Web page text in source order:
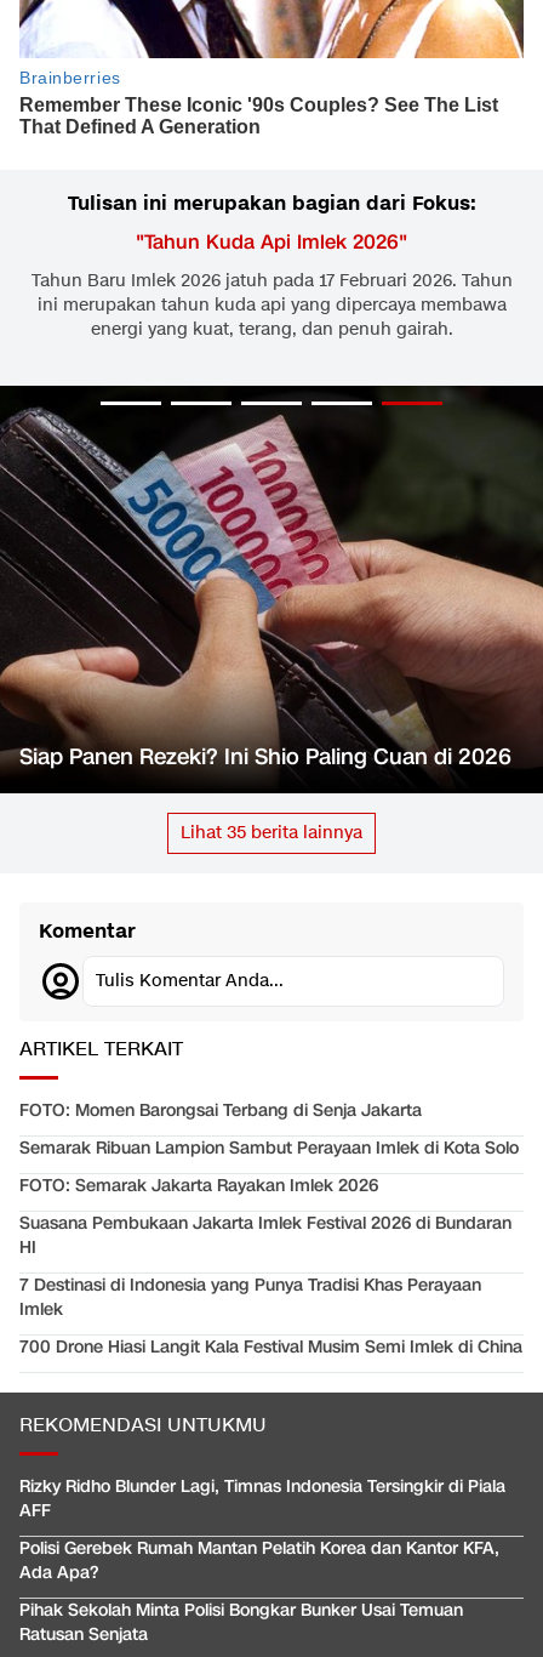
Tulisan ini merupakan bagian dari Fokus:
"Tahun Kuda Api Imlek 2026"
Tahun Baru Imlek 2026 jatuh pada 17 Februari 2026. Tahun
ini merupakan tahun kuda api yang dipercaya membawa
energi yang kuat, terang, dan penuh gairah.
Siap Panen Rezeki? Ini Shio Paling Cuan di 2026
Lihat 35 berita lainnya
Komentar
Tulis Komentar Anda...
ARTIKEL TERKAIT
FOTO: Momen Barongsai Terbang di Senja Jakarta
Semarak Ribuan Lampion Sambut Perayaan Imlek di Kota Solo
FOTO: Semarak Jakarta Rayakan Imlek 2026
Suasana Pembukaan Jakarta Imlek Festival 2026 di Bundaran
HI
7 Destinasi di Indonesia yang Punya Tradisi Khas Perayaan
Imlek
700 Drone Hiasi Langit Kala Festival Musim Semi Imlek di China
REKOMENDASI UNTUKMU
Rizky Ridho Blunder Lagi, Timnas Indonesia Tersingkir di Piala
AFF
Polisi Gerebek Rumah Mantan Pelatih Korea dan Kantor KFA,
Ada Apa?
Pihak Sekolah Minta Polisi Bongkar Bunker Usai Temuan
Ratusan Senjata